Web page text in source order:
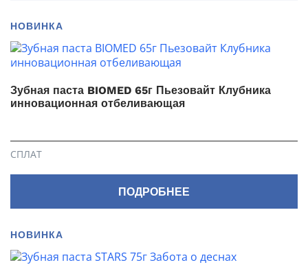
НОВИНКА
Зубная паста BIOMED 65г Пьезовайт Клубника
инновационная отбеливающая
СПЛАТ
ПОДРОБНЕЕ
НОВИНКА